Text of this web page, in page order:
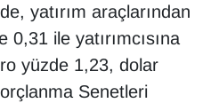
yatırım araçlarından
ile yatırımcısına
yüzde 1,23, dolar
Senetleri